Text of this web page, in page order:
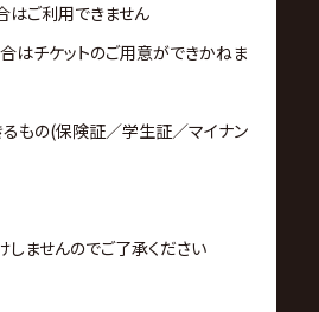
はご利用できません
はチケットのご用意ができかねま
るもの(保険証／学生証／マイナン
ませんのでご了承ください